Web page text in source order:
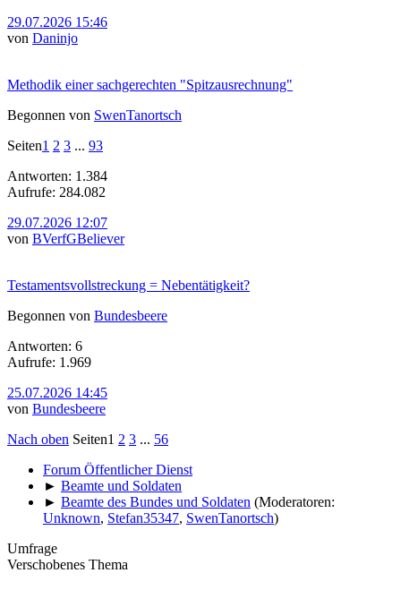
29.07.2026 15:46
von Daninjo
Methodik einer sachgerechten "Spitzausrechnung"
Begonnen von SwenTanortsch
Seiten1 2 3 ... 93
Antworten: 1.384
Aufrufe: 284.082
29.07.2026 12:07
von BVerfGBeliever
Testamentsvollstreckung = Nebentätigkeit?
Begonnen von Bundesbeere
Antworten: 6
Aufrufe: 1.969
25.07.2026 14:45
von Bundesbeere
Nach oben Seiten1 2 3 ... 56
Forum Öffentlicher Dienst
► Beamte und Soldaten
► Beamte des Bundes und Soldaten (Moderatoren:
Unknown, Stefan35347, SwenTanortsch)
Umfrage
Verschobenes Thema